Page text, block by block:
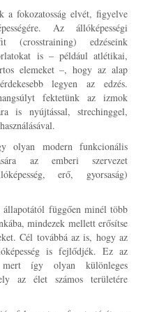
a fokozatosság elvét, figyelve
Az állóképességi
(crosstraining) edzéseink
is – például atlétikai,
elemeket –, hogy az alap
legyen az edzés.
fektetünk az izmok
is nyújtással, strechinggel,
olyan modern funkcionális
az emberi szervezet
erő, gyorsaság)
függően minél több
mindezek mellett erősítse
Cél továbbá az is, hogy az
is fejlődjék. Ez az
így olyan különleges
az élet számos területére